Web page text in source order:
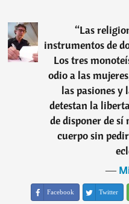
“Las
instrumentos de
Los tres
odio a las
las pasiones y
detestan la
de disponer de sí
cuerpo sin
―
Facebook Twitter